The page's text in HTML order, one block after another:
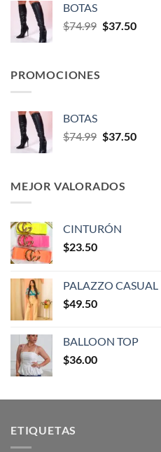
BOTAS
$74.99 $37.50
PROMOCIONES
BOTAS
$74.99 $37.50
MEJOR VALORADOS
CINTURÓN
$23.50
PALAZZO CASUAL
$49.50
BALLOON TOP
$36.00
ETIQUETAS